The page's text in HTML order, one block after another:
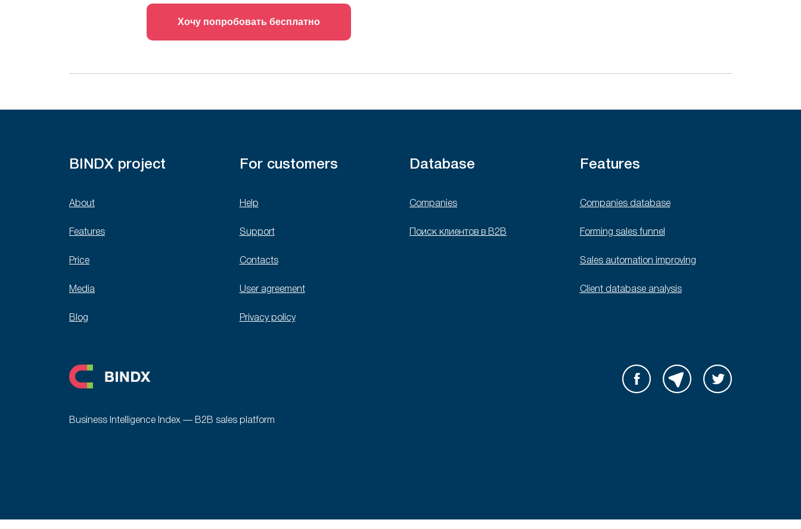
Хочу попробовать бесплатно
BINDX project
About
Features
Price
Media
Blog
For customers
Help
Support
Contacts
User agreement
Privacy policy
Database
Companies
Поиск клиентов в B2B
Features
Companies database
Forming sales funnel
Sales automation improving
Client database analysis
Business Intelligence Index — B2B sales platform